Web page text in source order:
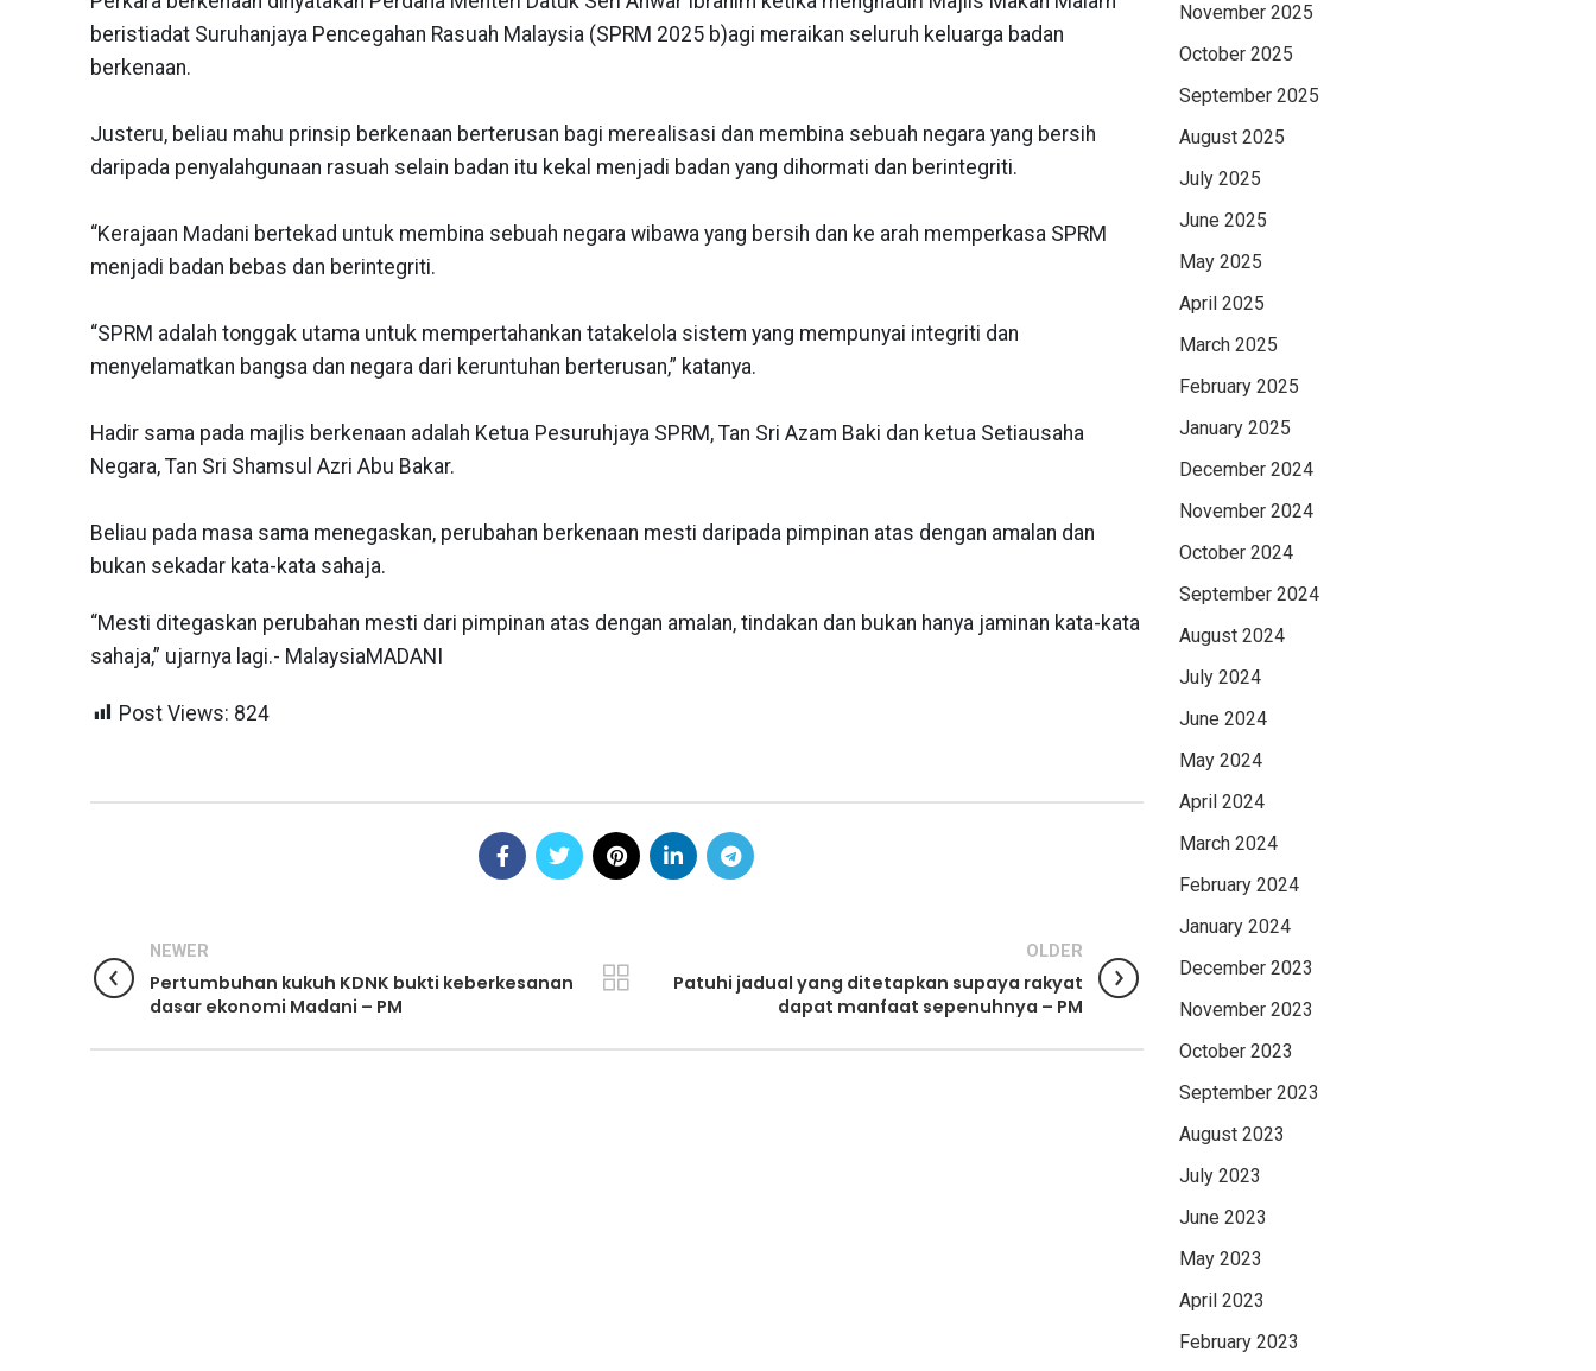
beristiadat Suruhanjaya Pencegahan Rasuah Malaysia (SPRM 2025 b)agi meraikan seluruh keluarga badan
berkenaan.
Justeru, beliau mahu prinsip berkenaan berterusan bagi merealisasi dan membina sebuah negara yang bersih
daripada penyalahgunaan rasuah selain badan itu kekal menjadi badan yang dihormati dan berintegriti.
“Kerajaan Madani bertekad untuk membina sebuah negara wibawa yang bersih dan ke arah memperkasa SPRM
menjadi badan bebas dan berintegriti.
“SPRM adalah tonggak utama untuk mempertahankan tatakelola sistem yang mempunyai integriti dan
menyelamatkan bangsa dan negara dari keruntuhan berterusan,” katanya.
Hadir sama pada majlis berkenaan adalah Ketua Pesuruhjaya SPRM, Tan Sri Azam Baki dan ketua Setiausaha
Negara, Tan Sri Shamsul Azri Abu Bakar.
Beliau pada masa sama menegaskan, perubahan berkenaan mesti daripada pimpinan atas dengan amalan dan
bukan sekadar kata-kata sahaja.
“Mesti ditegaskan perubahan mesti dari pimpinan atas dengan amalan, tindakan dan bukan hanya jaminan kata-kata
sahaja,” ujarnya lagi.- MalaysiaMADANI
Post Views: 824
NEWER
Pertumbuhan kukuh KDNK bukti keberkesanan
dasar ekonomi Madani – PM
OLDER
Patuhi jadual yang ditetapkan supaya rakyat
dapat manfaat sepenuhnya – PM
November 2025
October 2025
September 2025
August 2025
July 2025
June 2025
May 2025
April 2025
March 2025
February 2025
January 2025
December 2024
November 2024
October 2024
September 2024
August 2024
July 2024
June 2024
May 2024
April 2024
March 2024
February 2024
January 2024
December 2023
November 2023
October 2023
September 2023
August 2023
July 2023
June 2023
May 2023
April 2023
February 2023